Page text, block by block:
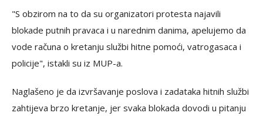
"S obzirom na to da su organizatori protesta najavili
blokade putnih pravaca i u narednim danima, apelujemo da
vode računa o kretanju službi hitne pomoći, vatrogasaca i
policije", istakli su iz MUP-a.
Naglašeno je da izvršavanje poslova i zadataka hitnih službi
zahtijeva brzo kretanje, jer svaka blokada dovodi u pitanju